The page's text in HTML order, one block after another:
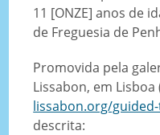
11 [ONZE] anos de
de Freguesia de
Promovida pela
Lissabon, em Lisboa
lissabon.org/
descrita: